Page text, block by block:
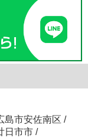
島市安佐南区 /
日市市 /